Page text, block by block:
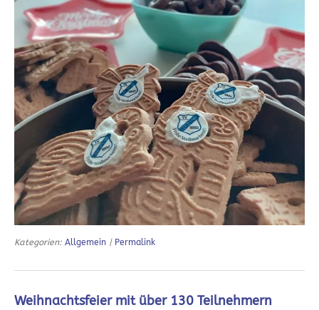
Kategorien: Allgemein | Permalink
Weihnachtsfeier mit über 130 Teilnehmern